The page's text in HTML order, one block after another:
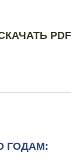
PDF
ГОДАМ: